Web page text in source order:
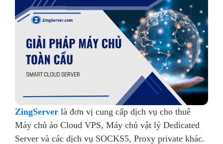
ZingServer là đơn vị cung cấp dịch vụ cho thuê
Máy chủ ảo Cloud VPS, Máy chủ vật lý Dedicated
Server và các dịch vụ SOCKS5, Proxy private khác.